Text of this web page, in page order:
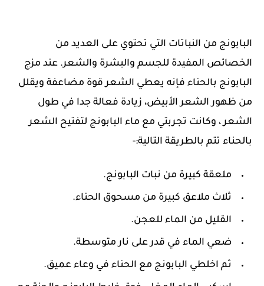
البابونج من النباتات التي تحتوي على العديد من
الخصائص المفيدة للجسم والبشرة والشعر. عند مزج
البابونج بالحناء فإنه يعطي الشعر قوة مضاعفة ويقلل
من ظهور الشعر الأبيض، زيادة فعالة جدا في طول
الشعر ، وكانت تجربتي مع ماء البابونج لتفتيح الشعر
بالحناء تتم بالطريقة التالية:-
ملعقة كبيرة من نبات البابونج.
ثلاث ملاعق كبيرة من مسحوق الحناء.
القليل من الماء للعجن.
ضعي الماء في قدر على نار متوسطة.
ثم اخلطي البابونج مع الحناء في وعاء عميق.